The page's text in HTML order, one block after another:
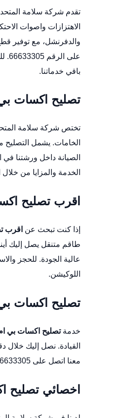
تقدم شركة سلامة
الاهتزازات واصوات
والدفرنشل، مع توفير
على الرقم 66633305. للوصول إلى الورشة في الشويخ يمكنك استخدام هذا
باقي خدماتنا.
تصليح اكسات بي
تختص شركة سلامة
الخامات. يشمل التصليح
الخدمة والمزايا من خلال
اقرب تصليح
إذا كنت تبحث عن اقرب
طاقم متنقل يصل إليك
عالية الجودة. للحجز والاستفسار
اللوكيشن.
تصليح اكسات
خدمةتصليح اكسات بي
القيادة. نصل إليك
معنا اتصل على 66633305 أو زر
اخصائي تصليح